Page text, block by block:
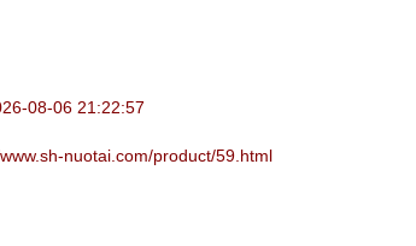
08-06 21:22:57
nuotai.com/product/59.html